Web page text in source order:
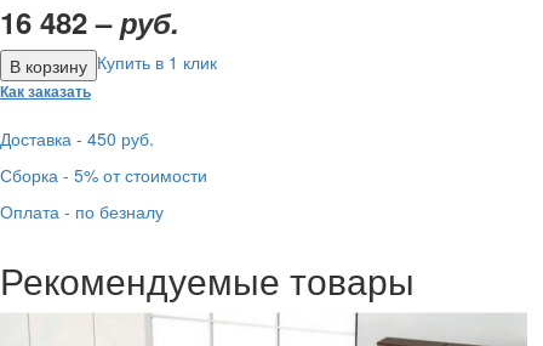
16 482 –руб.
Купить в 1 клик
Как заказать
Доставка - 450 руб.
Сборка - 5% от стоимости
Оплата - по безналу
Рекомендуемые товары